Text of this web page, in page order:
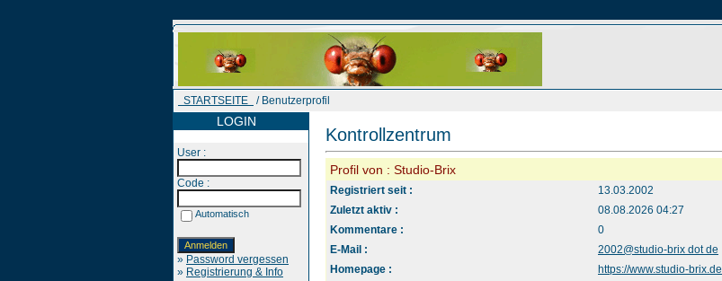
STARTSEITE / Benutzerprofil
LOGIN
User :
Code :
Automatisch
» Password vergessen
» Registrierung & Info
Kontrollzentrum
Profil von : Studio-Brix
Registriert seit :
13.03.2002
Zuletzt aktiv :
08.08.2026 04:27
Kommentare :
0
E-Mail :
2002@studio-brix dot de
Homepage :
https://www.studio-brix.de